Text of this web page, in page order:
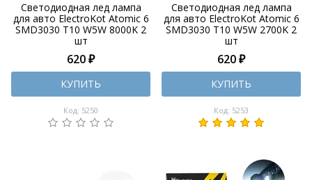
Светодиодная лед лампа
для авто ElectroKot Atomic 6
SMD3030 T10 W5W 8000K 2
шт
620 ₽
КУПИТЬ
Код: 5250
Светодиодная лед лампа
для авто ElectroKot Atomic 6
SMD3030 T10 W5W 2700K 2
шт
620 ₽
КУПИТЬ
Код: 5253